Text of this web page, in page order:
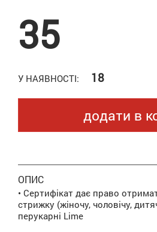
35
У НАЯВНОСТІ: 18
додати в
ОПИС
• Сертифікат дає право
стрижку (жіночу, чоловічу,
перукарні Lime